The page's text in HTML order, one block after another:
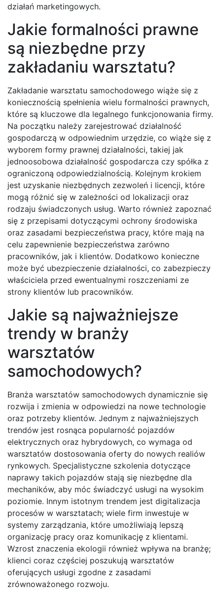
działań marketingowych.
Jakie formalności prawne
są niezbędne przy
zakładaniu warsztatu?
Zakładanie warsztatu samochodowego wiąże się z
koniecznością spełnienia wielu formalności prawnych,
które są kluczowe dla legalnego funkcjonowania firmy.
Na początku należy zarejestrować działalność
gospodarczą w odpowiednim urzędzie, co wiąże się z
wyborem formy prawnej działalności, takiej jak
jednoosobowa działalność gospodarcza czy spółka z
ograniczoną odpowiedzialnością. Kolejnym krokiem
jest uzyskanie niezbędnych zezwoleń i licencji, które
mogą różnić się w zależności od lokalizacji oraz
rodzaju świadczonych usług. Warto również zapoznać
się z przepisami dotyczącymi ochrony środowiska
oraz zasadami bezpieczeństwa pracy, które mają na
celu zapewnienie bezpieczeństwa zarówno
pracowników, jak i klientów. Dodatkowo konieczne
może być ubezpieczenie działalności, co zabezpieczy
właściciela przed ewentualnymi roszczeniami ze
strony klientów lub pracowników.
Jakie są najważniejsze
trendy w branży
warsztatów
samochodowych?
Branża warsztatów samochodowych dynamicznie się
rozwija i zmienia w odpowiedzi na nowe technologie
oraz potrzeby klientów. Jednym z najważniejszych
trendów jest rosnąca popularność pojazdów
elektrycznych oraz hybrydowych, co wymaga od
warsztatów dostosowania oferty do nowych realiów
rynkowych. Specjalistyczne szkolenia dotyczące
naprawy takich pojazdów stają się niezbędne dla
mechaników, aby móc świadczyć usługi na wysokim
poziomie. Innym istotnym trendem jest digitalizacja
procesów w warsztatach; wiele firm inwestuje w
systemy zarządzania, które umożliwiają lepszą
organizację pracy oraz komunikację z klientami.
Wzrost znaczenia ekologii również wpływa na branżę;
klienci coraz częściej poszukują warsztatów
oferujących usługi zgodne z zasadami
zrównoważonego rozwoju.